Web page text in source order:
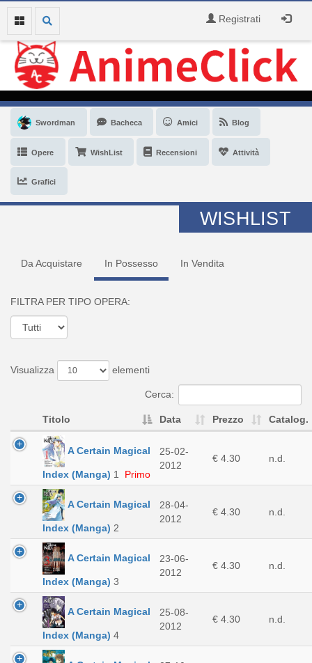
Registrati
Swordman Bacheca Amici Blog
Opere WishList Recensioni Attività
Grafici
WISHLIST
Da Acquistare In Possesso In Vendita
FILTRA PER TIPO OPERA:
Visualizza elementi
Cerca:
Titolo Data Prezzo Catalog.
A Certain Magical
Index (Manga) 1 Primo
25-02-
2012
€ 4.30 n.d.
A Certain Magical
Index (Manga) 2
28-04-
2012
€ 4.30 n.d.
A Certain Magical
Index (Manga) 3
23-06-
2012
€ 4.30 n.d.
A Certain Magical
Index (Manga) 4
25-08-
2012
€ 4.30 n.d.